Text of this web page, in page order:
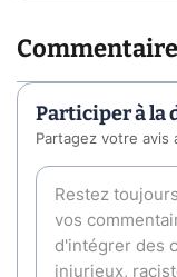
Participer à la
Partagez votre avis